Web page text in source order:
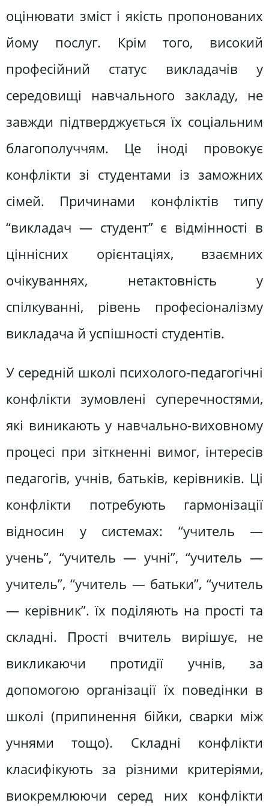
оцінювати зміст і якість пропонованих
йому послуг. Крім того, високий
професійний статус викладачів у
середовищі навчального закладу, не
завжди підтверджується їх соціальним
благополуччям. Це іноді провокує
конфлікти зі студентами із заможних
сімей. Причинами конфліктів типу
“викладач — студент” є відмінності в
ціннісних орієнтаціях, взаємних
очікуваннях, нетактовність у
спілкуванні, рівень професіоналізму
викладача й успішності студентів.
У середній школі психолого-педагогічні
конфлікти зумовлені суперечностями,
які виникають у навчально-виховному
процесі при зіткненні вимог, інтересів
педагогів, учнів, батьків, керівників. Ці
конфлікти потребують гармонізації
відносин у системах: “учитель —
учень”, “учитель — учні”, “учитель —
учитель”, “учитель — батьки”, “учитель
— керівник”. їх поділяють на прості та
складні. Прості вчитель вирішує, не
викликаючи протидії учнів, за
допомогою організації їх поведінки в
школі (припинення бійки, сварки між
учнями тощо). Складні конфлікти
класифікують за різними критеріями,
виокремлюючи серед них конфлікти